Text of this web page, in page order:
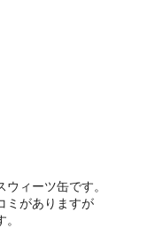
ィーツ缶です。
ミがありますが